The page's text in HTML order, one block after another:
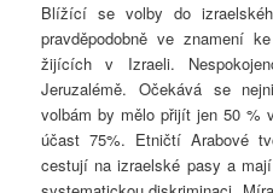
Blížící se volby do
pravděpodobně ve znamení
žijících v Izraeli.
Jeruzalémě. Očekává se
volbám by mělo přijít jen 50 %
účast 75%. Etničtí Arabové
cestují na izraelské pasy a